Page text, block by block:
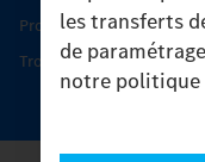
les transferts
de
notre
Protection et maintien
Trouver un partenaire